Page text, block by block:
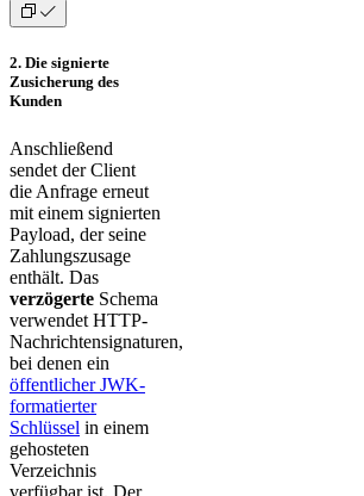
2. Die signierte
Zusicherung des
Kunden
Anschließend
sendet der Client
die Anfrage erneut
mit einem signierten
Payload, der seine
Zahlungszusage
enthält. Das
verzögerte Schema
verwendet HTTP-
Nachrichtensignaturen,
bei denen ein
öffentlicher JWK-
formatierter
Schlüssel in einem
gehosteten
Verzeichnis
verfügbar ist. Der